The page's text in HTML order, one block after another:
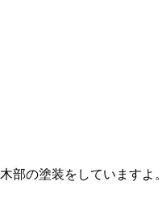
木部の塗装をしていますよ。